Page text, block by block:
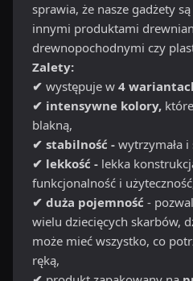
sprawia, że nasze gadżety są
innymi produktami
drewnopochodnymi czy
Zalety:
✔ występuje w 4
✔ intensywne kolory,
blakną,
✔ stabilność - wytrzymała i
✔ lekkość - lekka
funkcjonalność i
✔ duża pojemność -
wielu dziecięcych skarbów,
może mieć wszystko, co
ręką,